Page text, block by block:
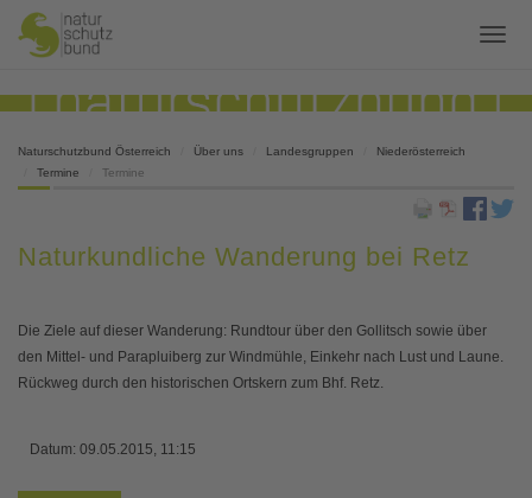
Naturschutzbund Österreich Über uns Landesgruppen
Niederösterreich
Termine
Termine
Naturkundliche Wanderung bei Retz
Die Ziele auf dieser Wanderung: Rundtour über den Gollitsch sowie über
den Mittel- und Parapluiberg zur Windmühle, Einkehr nach Lust und Laune.
Rückweg durch den historischen Ortskern zum Bhf. Retz.
Datum: 09.05.2015, 11:15